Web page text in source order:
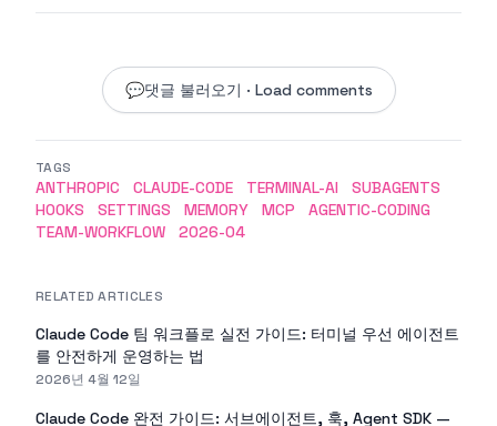
💬댓글 불러오기 · Load comments
TAGS
ANTHROPIC CLAUDE-CODE TERMINAL-AI
SUBAGENTS
HOOKS
SETTINGS MEMORY MCP
AGENTIC-CODING
TEAM-WORKFLOW
2026-04
RELATED ARTICLES
Claude Code 팀 워크플로 실전 가이드: 터미널 우선 에이전트
를 안전하게 운영하는 법
2026년 4월 12일
Claude Code 완전 가이드: 서브에이전트, 훅, Agent SDK —